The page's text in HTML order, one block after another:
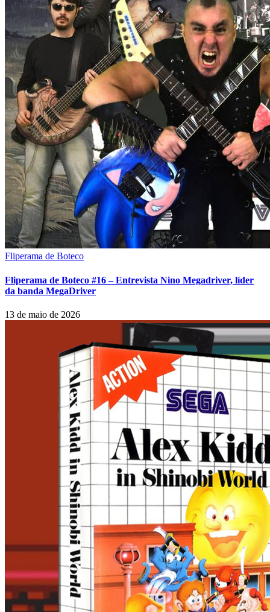
Fliperama de Boteco
Fliperama de Boteco #16 – Entrevista Nino Megadriver, líder
da banda MegaDriver
13 de maio de 2026